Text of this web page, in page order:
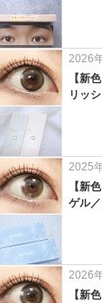
2026
【新
リッ
2025
【新
ゲル
2026
【新